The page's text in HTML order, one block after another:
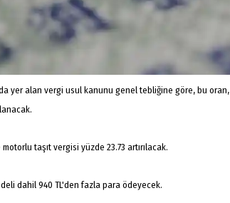
yer alan vergi usul kanunu genel tebliğine göre, bu oran,
taşıt vergisi yüzde 23.73 artırılacak.
dahil 940 TL'den fazla para ödeyecek.